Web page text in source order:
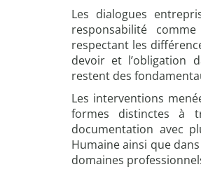
Les dialogues
responsabilité
respectant les
devoir et l’obligation
restent des
Les interventions
formes distinctes à
documentation avec
Humaine ainsi que
domaines